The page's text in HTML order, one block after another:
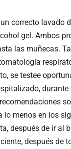
correcto lavado
gel. Ambos
las muñecas.
se testee
durante
lo menos en los
después de ir al
después de